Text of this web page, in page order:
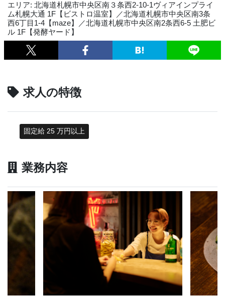
エリア: 北海道札幌市中央区南３条西2-10-1ヴィアインプライ
ム札幌大通 1F【ビストロ温室】／北海道札幌市中央区南3条
西6丁目1-4【maze】／北海道札幌市中央区南2条西6-5 土肥ビ
ル 1F【発酵ヤード】
求人の特徴
固定給 25 万円以上
業務内容